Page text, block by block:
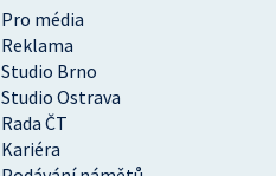
Pro média
Reklama
Studio Brno
Studio Ostrava
Rada ČT
Kariéra